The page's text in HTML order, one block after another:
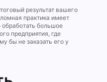
результат вашего
практика имеет
большое
предприятия, где
бы не заказать его у